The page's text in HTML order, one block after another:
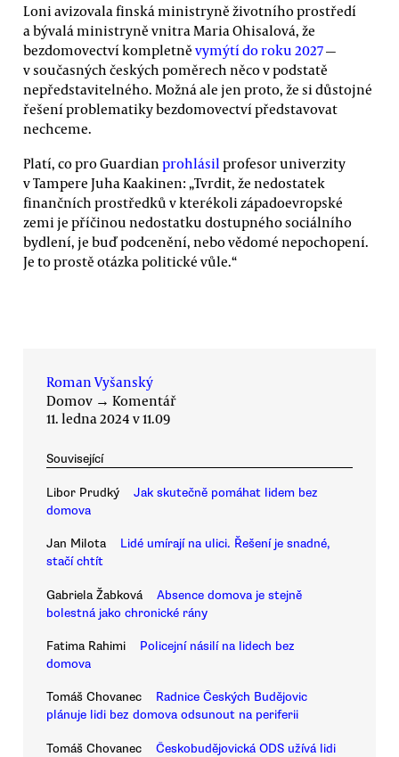
Loni avizovala finská ministryně životního prostředí
a bývalá ministryně vnitra Maria Ohisalová, že
bezdomovectví kompletně vymýtí do roku 2027—
v současných českých poměrech něco v podstatě
nepředstavitelného. Možná ale jen proto, že si důstojné
řešení problematiky bezdomovectví představovat
nechceme.
Platí, co pro Guardian prohlásil profesor univerzity
v Tampere Juha Kaakinen: „Tvrdit, že nedostatek
finančních prostředků v kterékoli západoevropské
zemi je příčinou nedostatku dostupného sociálního
bydlení, je buď podcenění, nebo vědomé nepochopení.
Je to prostě otázka politické vůle.“
Roman Vyšanský
Domov → Komentář
11. ledna 2024 v 11.09
Související
Libor Prudký
Jak skutečně pomáhat lidem bez
domova
Jan Milota
Lidé umírají na ulici. Řešení je snadné,
stačí chtít
Gabriela Žabková
Absence domova je stejně
bolestná jako chronické rány
Fatima Rahimi
Policejní násilí na lidech bez
domova
Tomáš Chovanec
Radnice Českých Budějovic
plánuje lidi bez domova odsunout na periferii
Tomáš Chovanec
Českobudějovická ODS užívá lidi